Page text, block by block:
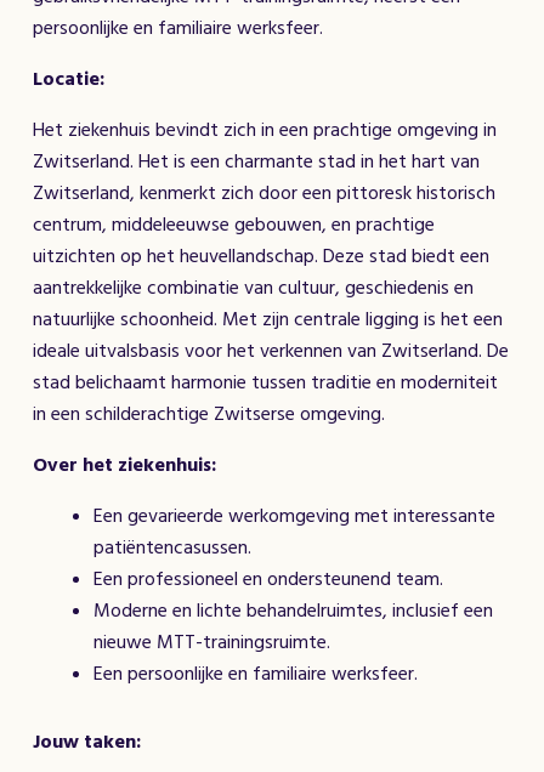
persoonlijke en familiaire werksfeer.
Locatie:
Het ziekenhuis bevindt zich in een prachtige omgeving in
Zwitserland. Het is een charmante stad in het hart van
Zwitserland, kenmerkt zich door een pittoresk historisch
centrum, middeleeuwse gebouwen, en prachtige
uitzichten op het heuvellandschap. Deze stad biedt een
aantrekkelijke combinatie van cultuur, geschiedenis en
natuurlijke schoonheid. Met zijn centrale ligging is het een
ideale uitvalsbasis voor het verkennen van Zwitserland. De
stad belichaamt harmonie tussen traditie en moderniteit
in een schilderachtige Zwitserse omgeving.
Over het ziekenhuis:
Een gevarieerde werkomgeving met interessante
patiëntencasussen.
Een professioneel en ondersteunend team.
Moderne en lichte behandelruimtes, inclusief een
nieuwe MTT-trainingsruimte.
Een persoonlijke en familiaire werksfeer.
Jouw taken: